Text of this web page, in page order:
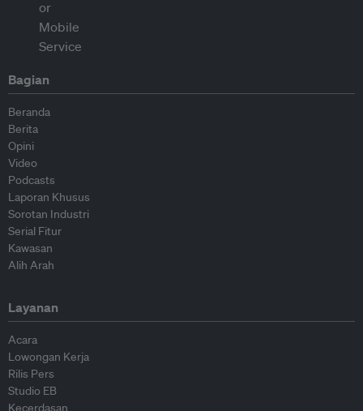
Bagian
Beranda
Berita
Opini
Video
Podcasts
Laporan Khusus
Sorotan Industri
Serial Fitur
Kawasan
Alih Arah
Layanan
Acara
Lowongan Kerja
Rilis Pers
Studio EB
Kecerdasan